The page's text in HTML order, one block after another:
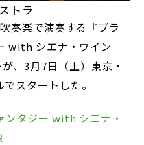
トラ
奏楽で演奏する『ブラ
with シエナ・ウイン
、3月7日（土）東京・
スタートした。
タジー with シエナ・